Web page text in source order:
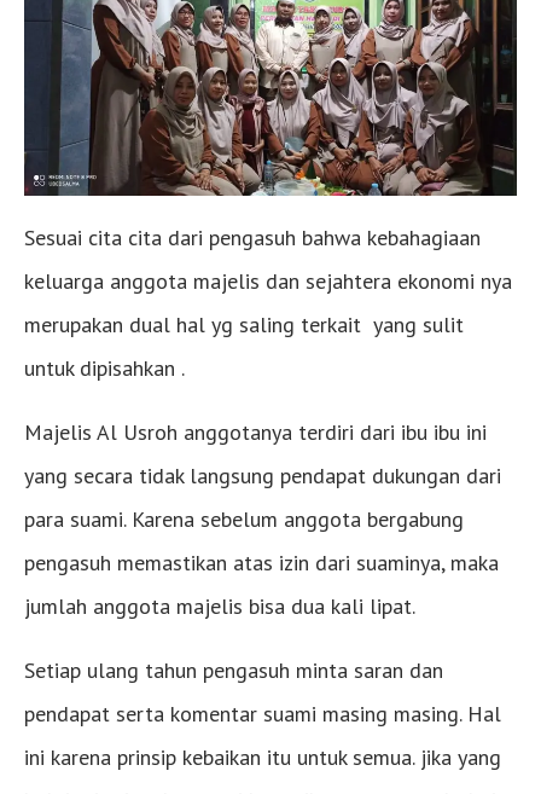
Sesuai cita cita dari pengasuh bahwa kebahagiaan
keluarga anggota majelis dan sejahtera ekonomi nya
merupakan dual hal yg saling terkait yang sulit
untuk dipisahkan .
Majelis Al Usroh anggotanya terdiri dari ibu ibu ini
yang secara tidak langsung pendapat dukungan dari
para suami. Karena sebelum anggota bergabung
pengasuh memastikan atas izin dari suaminya, maka
jumlah anggota majelis bisa dua kali lipat.
Setiap ulang tahun pengasuh minta saran dan
pendapat serta komentar suami masing masing. Hal
ini karena prinsip kebaikan itu untuk semua. jika yang